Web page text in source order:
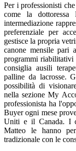
Per i professionisti
come la dottoressa
intermediazione
preferenziale per
gestisce la propria
canone mensile pari
programmi riabilitativi
consiglia ausili
palline da lacrosse.
possibilità di
nella sezione My
professionista ha
Buyer ogni mese
Uniti e il Canada. I
Matteo le hanno
tradizionale con le